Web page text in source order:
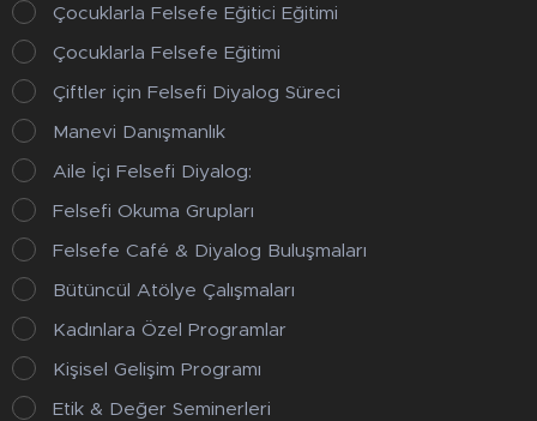
Çocuklarla Felsefe Eğitici Eğitimi
Çocuklarla Felsefe Eğitimi
Çiftler için Felsefi Diyalog Süreci
Manevi Danışmanlık
Aile İçi Felsefi Diyalog:
Felsefi Okuma Grupları
Felsefe Café & Diyalog Buluşmaları
Bütüncül Atölye Çalışmaları
Kadınlara Özel Programlar
Kişisel Gelişim Programı
Etik & Değer Seminerleri